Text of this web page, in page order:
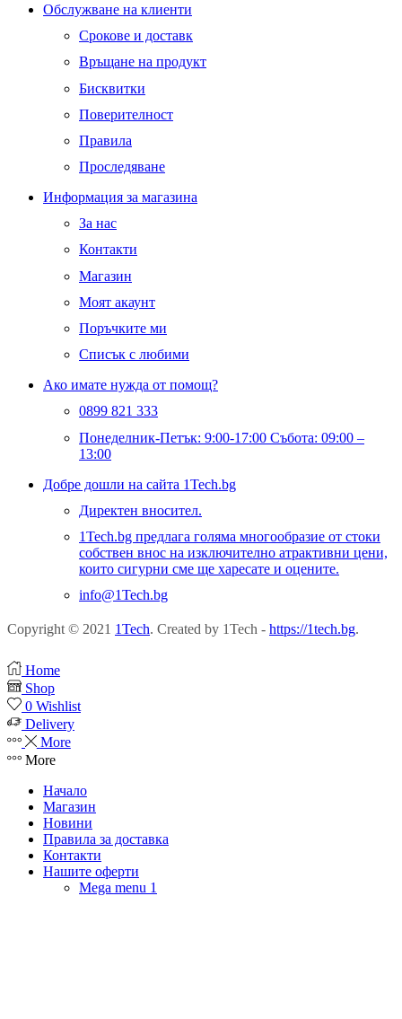
Обслужване на клиенти
Срокове и доставк
Връщане на продукт
Бисквитки
Поверителност
Правила
Проследяване
Информация за магазина
За нас
Контакти
Магазин
Моят акаунт
Поръчките ми
Списък с любими
Ако имате нужда от помощ?
0899 821 333
Понеделник-Петък: 9:00-17:00 Събота: 09:00 –
13:00
Добре дошли на сайта 1Tech.bg
Директен вносител.
1Tech.bg предлага голяма многообразие от стоки
собствен внос на изключително атрактивни цени,
които сигурни сме ще харесате и оцените.
info@1Tech.bg
Copyright © 2021 1Tech. Created by 1Tech - https://1tech.bg.
Home
Shop
0 Wishlist
Delivery
More
More
Начало
Магазин
Новини
Правила за доставка
Контакти
Нашите оферти
Mega menu 1